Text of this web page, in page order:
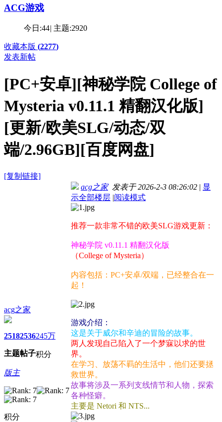
ACG游戏
今日:44| 主题:2920
收藏本版 (2277)
发表新帖
[PC+安卓][神秘学院 College of
Mysteria v0.11.1 精翻汉化版]
[更新/欧美SLG/动态/双
端/2.96GB][百度网盘]
[复制链接]
acg之家
2518
主题
2536
帖子
245万
积分
版主
积分
acg之家发表于 2026-2-3 08:26:02 | 显
示全部楼层 |阅读模式
推荐一款非常不错的欧美SLG游戏更新：
神秘学院 v0.11.1 精翻汉化版
（College of Mysteria）
内容包括：PC+安卓/双端，已经整合在一
起！
游戏介绍：
这是关于威尔和辛迪的冒险的故事。
两人发现自己陷入了一个梦寐以求的世
界。
在学习、放荡不羁的生活中，他们还要拯
救世界。
故事将涉及一系列支线情节和人物，探索
各种怪癖。
主要是 Netori 和 NTS...